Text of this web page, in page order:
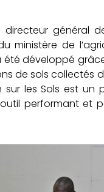
directeur général
de
développé
de sols collectés
les Sols est un
performant et